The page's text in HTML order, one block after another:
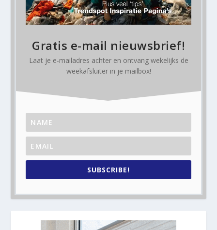
Gratis e-mail nieuwsbrief!
Laat je e-mailadres achter en ontvang wekelijks de
weekafsluiter in je mailbox!
SUBSCRIBE!